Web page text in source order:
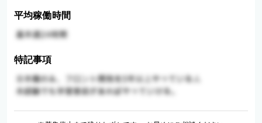
平均稼働時間
特記事項